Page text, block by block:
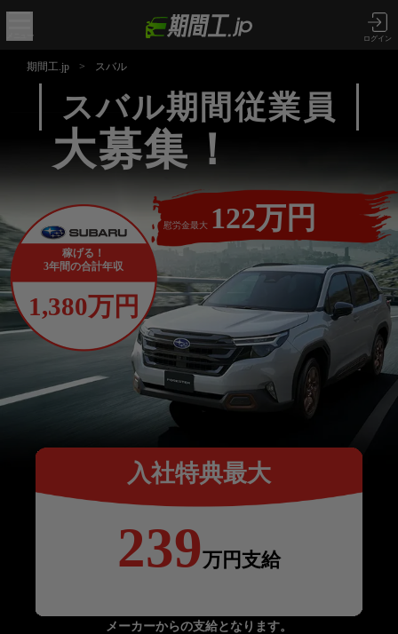
メニュー ログイン
期間工.jp > スバル
スバル期間従業員
大募集！
慰労金最大 122万円
稼げる！
3年間の合計年収
1,380万円
入社特典最大
239万円支給
メーカーからの支給となります。